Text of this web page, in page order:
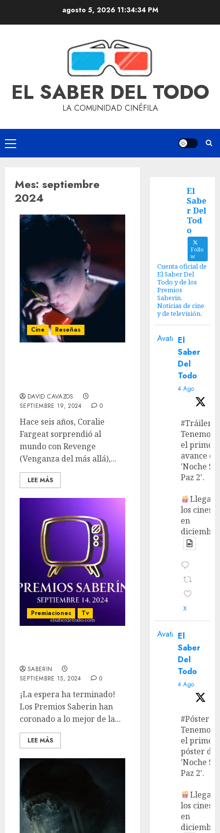
agosto 5, 2026 11:34:34 PM
EL SABER DEL TODO
LA COMUNIDAD CINÉFILA
Mes: septiembre
2024
Cine Reseñas
DAVID CAVAZOS
SEPTIEMBRE 19, 2024
0
Hace seis años, Coralie
Fargeat sorprendió al
mundo con Revenge
(Venganza del más allá),...
LEE MÁS
Premiaciones Tv
SABERIN
SEPTIEMBRE 15, 2024
0
¡La espera ha terminado!
Los Premios Saberin han
coronado a lo mejor de la...
LEE MÁS
El
Sabe
r Del
Tod
o
Follo
w
Cuenta oficial de
El Saber Del
Todo y de los
Premios
Saberin.
Noticias de cine
y de televisión.
Avatar El
Saber
Del
Todo
4 Ago
#Tráiler
Tenemos
el primer
avance de
'Noche
Paz 2'.
Llega a
los cines
en
X
Avatar El
Saber
Del
Todo
4 Ago
#Póster
Tenemos
el primer
póster de
'Noche
Paz 2'.
Llega a
los cines
en